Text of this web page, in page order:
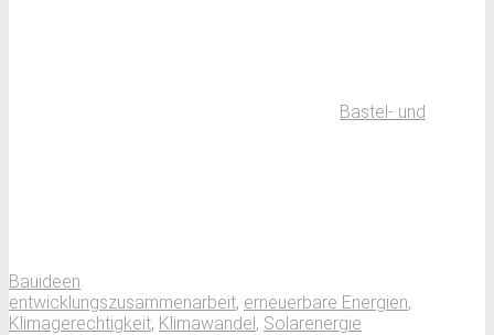
Bastel- und
Bauideen
entwicklungszusammenarbeit, erneuerbare Energien,
Klimagerechtigkeit, Klimawandel, Solarenergie